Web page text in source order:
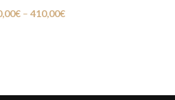
€– 410,00€